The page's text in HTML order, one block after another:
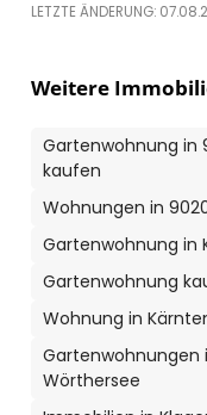
LETZTE ÄNDERUNG:
Weitere
Gartenwohnung in
kaufen
Wohnungen in
Gartenwohnung in
Gartenwohnung
Wohnung in
Gartenwohnungen
Wörthersee